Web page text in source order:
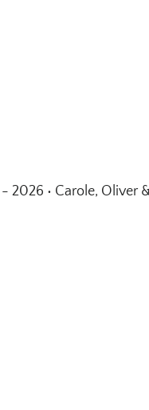
2026 • Carole, Oliver